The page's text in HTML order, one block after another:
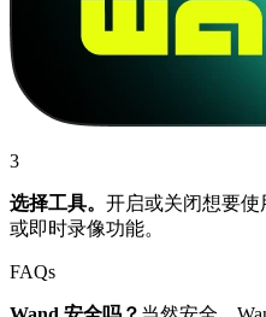
3
选择工具。 开启或关闭想要使
或即时录像功能。
FAQs